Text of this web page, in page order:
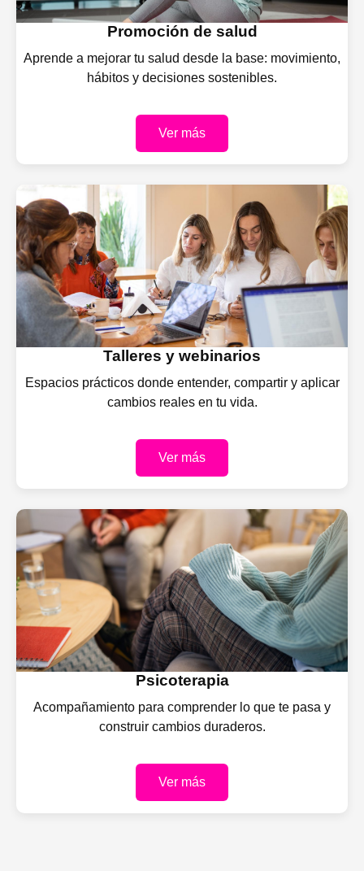
Promoción de salud
Aprende a mejorar tu salud desde la base: movimiento,
hábitos y decisiones sostenibles.
Ver más
Talleres y webinarios
Espacios prácticos donde entender, compartir y aplicar
cambios reales en tu vida.
Ver más
Psicoterapia
Acompañamiento para comprender lo que te pasa y
construir cambios duraderos.
Ver más